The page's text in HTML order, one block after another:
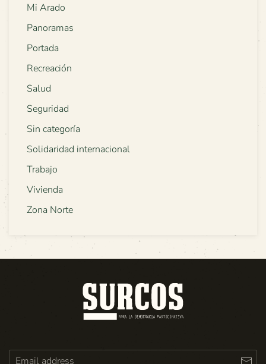
Mi Arado
Panoramas
Portada
Recreación
Salud
Seguridad
Sin categoría
Solidaridad internacional
Trabajo
Vivienda
Zona Norte